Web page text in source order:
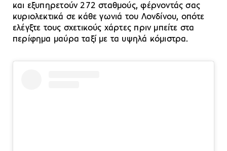
και εξυπηρετούν 272 σταθμούς, φέρνοντάς σας
κυριολεκτικά σε κάθε γωνιά του Λονδίνου, οπότε
ελέγξτε τους σχετικούς χάρτες πριν μπείτε στα
περίφημα μαύρα ταξί με τα υψηλά κόμιστρα.